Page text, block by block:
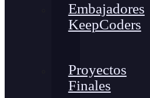
Embajadores
KeepCoders
Proyectos
Finales